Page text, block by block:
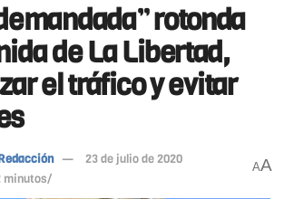
rotonda
de La Libertad,
el tráfico y evitar
23 de julio de 2020
minutos/
AA